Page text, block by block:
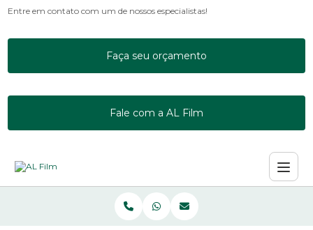
Entre em contato com um de nossos especialistas!
Faça seu orçamento
Fale com a AL Film